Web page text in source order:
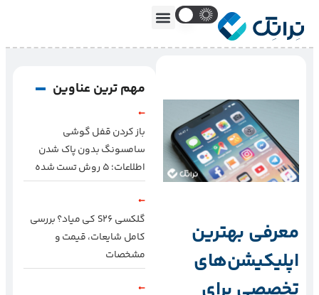
معرفی بهترین
اپلیکیشن‌های
مهم ترین عناوین
باز کردن قفل گوشی
سامسونگ بدون پاک شدن
اطلاعات؛ ۵ روش تست شده
گلکسی S26 کی میاد؟ بررسی
کامل شایعات، قیمت و
مشخصات